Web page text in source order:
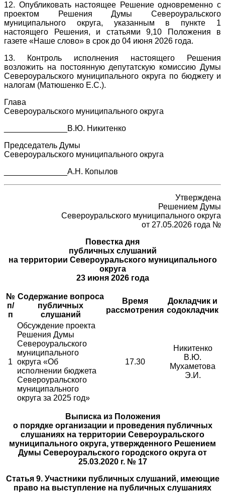
12. Опубликовать настоящее Решение одновременно с
проектом Решения Думы Североуральского
муниципального округа, указанным в пункте 1
настоящего Решения, и статьями 9,10 Положения в
газете «Наше слово» в срок до 04 июня 2026 года.
13. Контроль исполнения настоящего Решения
возложить на постоянную депутатскую комиссию Думы
Североуральского муниципального округа по бюджету и
налогам (Матюшенко Е.С.).
Глава
Североуральского муниципального округа
______________В.Ю. Никитенко
Председатель Думы
Североуральского муниципального округа
______________А.Н. Копылов
Утверждена
Решением Думы
Североуральского муниципального округа
от 27.05.2026 года №
Повестка дня
публичных слушаний
на территории Североуральского муниципального
округа
23 июня 2026 года
№
п/
п
Содержание вопроса
публичных
слушаний
Время
рассмотрения
Докладчик и
содокладчик
1
Обсуждение проекта
Решения Думы
Североуральского
муниципального
округа «Об
исполнении бюджета
Североуральского
муниципального
округа за 2025 год»
17.30
Никитенко
В.Ю.
Мухаметова
Э.И.
Выписка из Положения
о порядке организации и проведения публичных
слушаниях на территории Североуральского
муниципального округа, утвержденного Решением
Думы Североуральского городского округа от
25.03.2020 г. № 17
Статья 9. Участники публичных слушаний, имеющие
право на выступление на публичных слушаниях